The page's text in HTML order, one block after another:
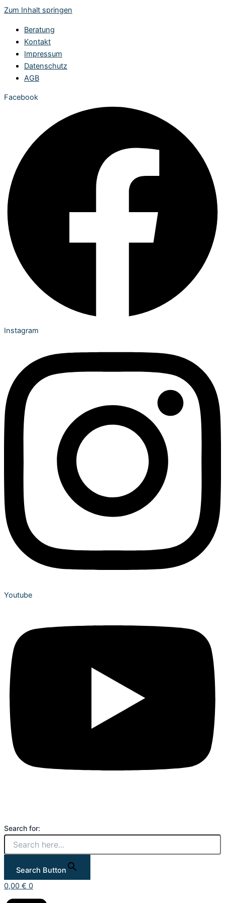
Zum Inhalt springen
Beratung
Kontakt
Impressum
Datenschutz
AGB
Facebook
Instagram
Youtube
Search for:
Search Button
0,00 € 0